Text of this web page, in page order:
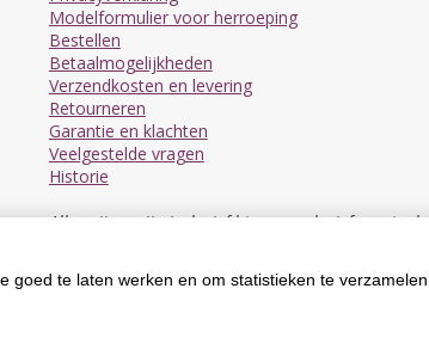
Modelformulier voor herroeping
Bestellen
Betaalmogelijkheden
Verzendkosten en levering
Retourneren
Garantie en klachten
Veelgestelde vragen
Historie
Alle prijzen zijn inclusief btw en exclusief eventuele
goed te laten werken en om statistieken te verzamelen.